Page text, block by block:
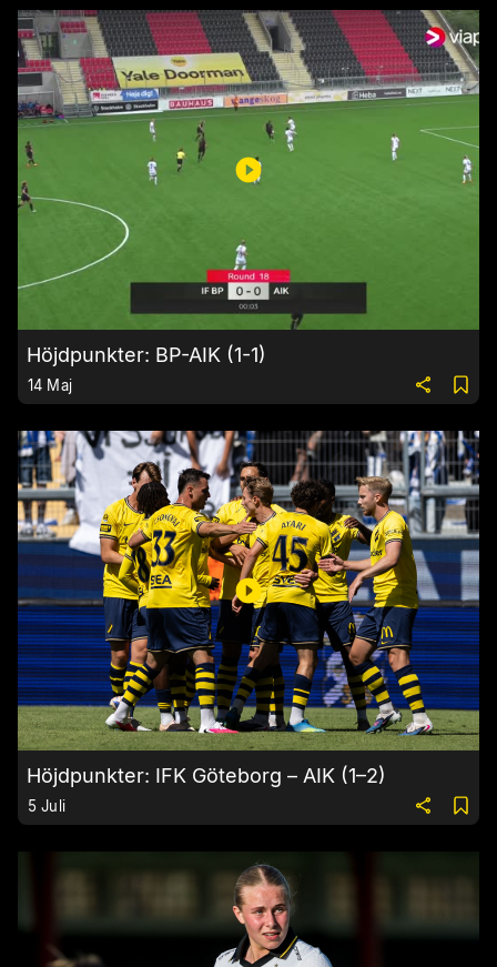
Höjdpunkter: BP-AIK (1-1)
14 Maj
Höjdpunkter: IFK Göteborg – AIK (1–2)
5 Juli